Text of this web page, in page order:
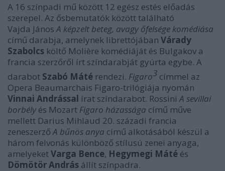
A 16 színpadi mű között 12 egész estés előadás
szerepel. Az ősbemutatók között található
Vajda JánosA képzelt beteg, avagy őfelsége komédiása
című darabja, amelynek librettójában Várady
Szabolcs költő Molière komédiáját és Bulgakov a
francia szerzőről írt színdarabját gyúrta egybe. A
darabot Szabó Máté rendezi. Figaro3 címmel az
Opera Beaumarchais Figaro-trilógiája nyomán
Vinnai Andrással írat színdarabot. Rossini A sevillai
borbély és Mozart Figaro házassága című műve
mellett Darius Mihlaud 20. századi francia
zeneszerző A bűnös anya című alkotásából készül a
három felvonás különböző stílusú zenei anyaga,
amelyeketVarga Bence, Hegymegi Máté és
Dömötör András állít színpadra.